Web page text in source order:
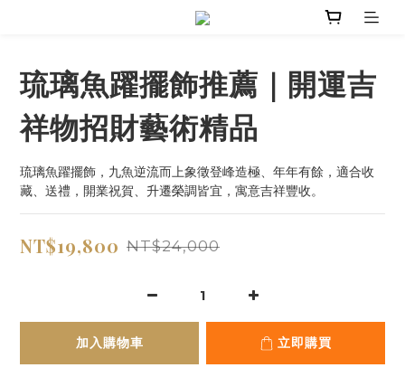
琉璃魚躍擺飾推薦｜開運吉
祥物招財藝術精品
琉璃魚躍擺飾，九魚逆流而上象徵登峰造極、年年有餘，適合收
藏、送禮，開業祝賀、升遷榮調皆宜，寓意吉祥豐收。
NT$19,800 NT$24,000
加入購物車 立即購買